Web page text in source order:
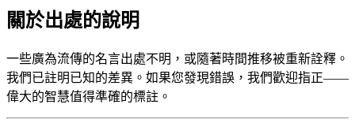
關於出處的說明
一些廣為流傳的名言出處不明，或隨著時間推移被重新詮釋。
我們已註明已知的差異。如果您發現錯誤，我們歡迎指正——
偉大的智慧值得準確的標註。